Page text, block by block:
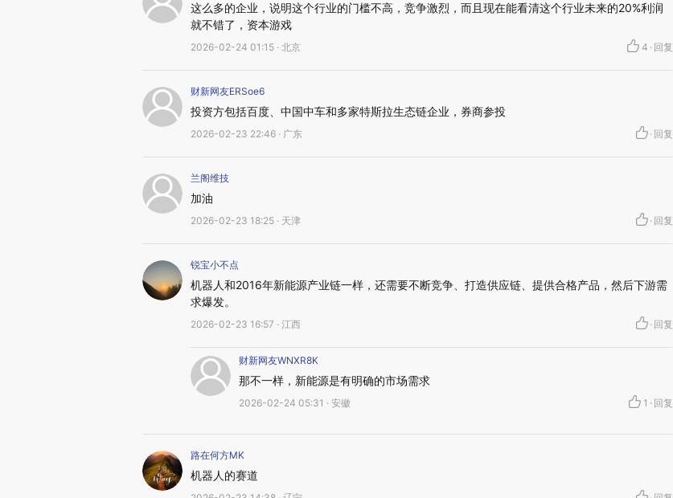
这么多的企业，说明这个行业的门槛不高，竞争激烈，而且现在能看清这个行业未来的20%利润
就不错了，资本游戏
2026-02-24 01:15 · 北京 4 · 回复
财新网友ERSoe6
投资方包括百度、中国中车和多家特斯拉生态链企业，券商参投
2026-02-23 22:46 · 广东 · 回复
兰阁维技
加油
2026-02-23 18:25 · 天津 · 回复
锐宝小不点
机器人和2016年新能源产业链一样，还需要不断竞争、打造供应链、提供合格产品，然后下游需
求爆发。
2026-02-23 16:57 · 江西 · 回复
财新网友WNXR8K
那不一样，新能源是有明确的市场需求
2026-02-24 05:31 · 安徽 1 · 回复
路在何方MK
机器人的赛道